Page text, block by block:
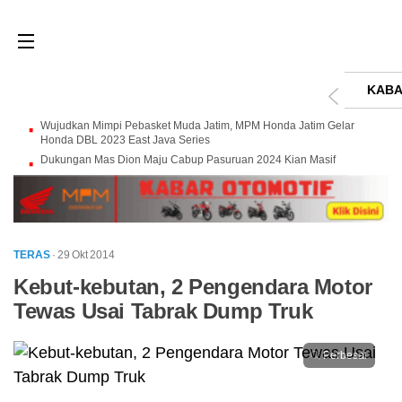
Wujudkan Mimpi Pebasket Muda Jatim, MPM Honda Jatim Gelar
Honda DBL 2023 East Java Series
Dukungan Mas Dion Maju Cabup Pasuruan 2024 Kian Masif
TERAS · 29 Okt 2014
Kebut-kebutan, 2 Pengendara Motor
Tewas Usai Tabrak Dump Truk
Perbesar